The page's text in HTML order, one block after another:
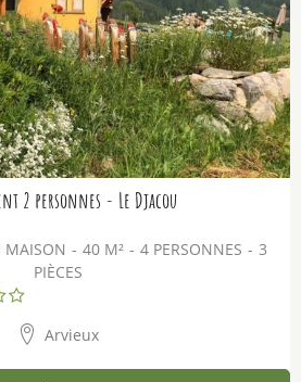
2 personnes - Le Djacou
MAISON 40 M² 4 PERSONNES
3
PIÈCES
Arvieux